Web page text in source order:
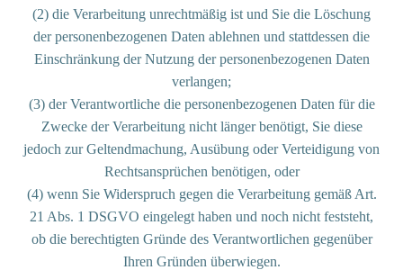
(2) die Verarbeitung unrechtmäßig ist und Sie die Löschung
der personenbezogenen Daten ablehnen und stattdessen die
Einschränkung der Nutzung der personenbezogenen Daten
verlangen;
(3) der Verantwortliche die personenbezogenen Daten für die
Zwecke der Verarbeitung nicht länger benötigt, Sie diese
jedoch zur Geltendmachung, Ausübung oder Verteidigung von
Rechtsansprüchen benötigen, oder
(4) wenn Sie Widerspruch gegen die Verarbeitung gemäß Art.
21 Abs. 1 DSGVO eingelegt haben und noch nicht feststeht,
ob die berechtigten Gründe des Verantwortlichen gegenüber
Ihren Gründen überwiegen.